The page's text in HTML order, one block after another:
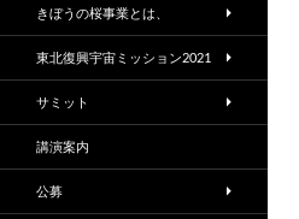
きぼうの桜事業とは、
東北復興宇宙ミッション2021
サミット
講演案内
公募